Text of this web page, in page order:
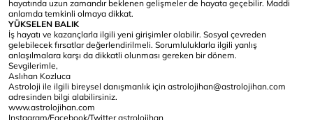
hayatında uzun zamandır beklenen gelişmeler de hayata geçebilir. Maddi
anlamda temkinli olmaya dikkat.
YÜKSELEN BALIK
İş hayatı ve kazançlarla ilgili yeni girişimler olabilir. Sosyal çevreden
gelebilecek fırsatlar değerlendirilmeli. Sorumluluklarla ilgili yanlış
anlaşılmalara karşı da dikkatli olunması gereken bir dönem.
Sevgilerimle,
Aslıhan Kozluca
Astroloji ile ilgili bireysel danışmanlık için astrolojihan@astrolojihan.com
adresinden bilgi alabilirsiniz.
www.astrolojihan.com
Instagram/Facebook/Twitter astrolojihan